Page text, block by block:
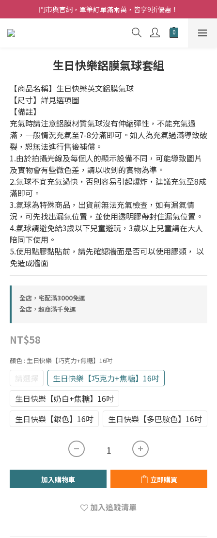
夏日購花福利．消費不限金額【贈】乾燥玫瑰乙束
門市與官網，單筆訂單滿兩萬，皆享9折優惠！
夏日購花福利．消費不限金額【贈】乾燥玫瑰乙束
生日快樂鋁膜氣球套組
【商品名稱】生日快樂英文鋁膜氣球
【尺寸】詳見選項圖
【備註】
充氣時請注意鋁膜材質氣球沒有伸縮彈性，不能充氣過
滿，一般情況充氣至7-8分滿即可。如人為充氣過滿導致破
裂，恕無法進行售後補償。
1.由於拍攝光線及每個人的顯示設備不同，可能導致圖片
及實物會有些微色差，請以收到的實物為準。
2.氣球不宜充氣過快，否則容易引起爆炸，建議充氣至8成
滿即可。
3.氣球為特殊商品，出貨前無法充氣檢查，如有漏氣情
況，可先找出漏氣位置，並使用透明膠帶封住漏氣位置。
4.氣球請避免給3歲以下兒童遊玩，3歲以上兒童請在大人
陪同下使用。
5.使用點膠黏貼前，請先確認牆面是否可以使用膠類， 以
免造成牆面
全店，宅配滿3000免運
全店，超商滿千免運
NT$58
顏色 : 生日快樂【巧克力+焦糖】16吋
請選擇
生日快樂【巧克力+焦糖】16吋
生日快樂【奶白+焦糖】16吋
生日快樂【銀色】16吋
生日快樂【多巴胺色】16吋
加入購物車 立即購買
加入追蹤清單